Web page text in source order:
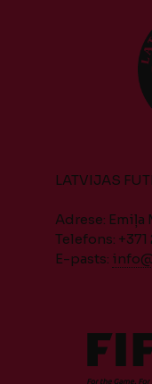
LATVIJAS
Adrese: Emiļa
Telefons:
E-pasts: